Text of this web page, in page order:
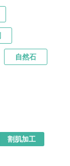
自然石
割肌加工